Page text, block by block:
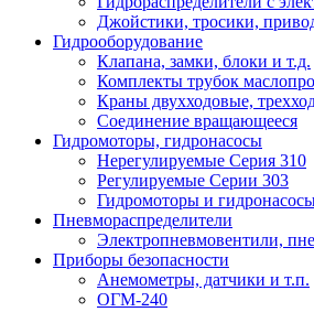
Джойстики, тросики,
Гидрооборудование
Клапана, замки, блоки и т.д.
Комплекты трубок
Краны двухходовые,
Соединение вращающееся
Гидромоторы, гидронасосы
Нерегулируемые Серия 310
Регулируемые Серии 303
Гидромоторы и
Пневмораспределители
Электропневмовентили,
Приборы безопасности
Анемометры, датчики и т.п.
ОГМ-240